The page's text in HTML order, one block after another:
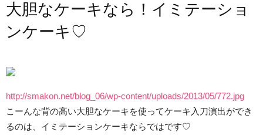
大胆なケーキなら！イミテーショ
ンケーキ♡
http://smakon.net/blog_06/wp-content/uploads/2013/05/772.jpg
こーんな背の高い大胆なケーキを使ってケーキ入刀演出ができ
るのは、イミテーションケーキならではです♡